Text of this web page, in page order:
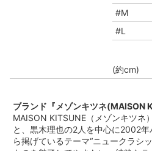
#M
#L
(約cm)
ブランド『メゾンキツネ(MAISON
MAISON KITSUNE（メゾンキツネ
と、黒木理也の2人を中心に2002
ら掲げているテーマ“ニュークラシ